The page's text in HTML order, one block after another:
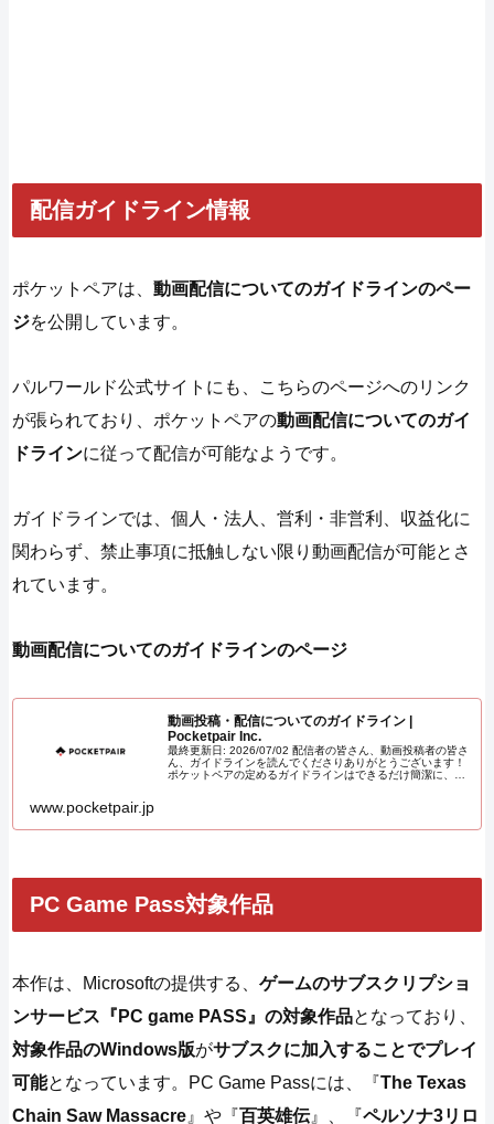
配信ガイドライン情報
ポケットペアは、動画配信についてのガイドラインのペー
ジを公開しています。
パルワールド公式サイトにも、こちらのページへのリンク
が張られており、ポケットペアの動画配信についてのガイ
ドラインに従って配信が可能なようです。
ガイドラインでは、個人・法人、営利・非営利、収益化に
関わらず、禁止事項に抵触しない限り動画配信が可能とさ
れています。
動画配信についてのガイドラインのページ
動画投稿・配信についてのガイドライン |
Pocketpair Inc.
最終更新日: 2026/07/02 配信者の皆さん、動画投稿者の皆さ
ん、ガイドラインを読んでくださりありがとうございます！
ポケットペアの定めるガイドラインはできるだけ簡潔に、ほ
www.pocketpair.jp
PC Game Pass対象作品
本作は、Microsoftの提供する、ゲームのサブスクリプショ
ンサービス『PC game PASS』の対象作品となっており、
対象作品のWindows版がサブスクに加入することでプレイ
可能となっています。PC Game Passには、『The Texas
Chain Saw Massacre 』や『百英雄伝』、『ペルソナ3リロ